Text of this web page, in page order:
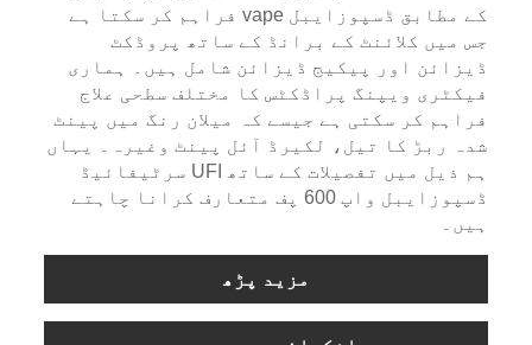
کے مطابق ڈسپوزایبل vape فراہم کر سکتا ہے
جس میں کلائنٹ کے برانڈ کے ساتھ پروڈکٹ
ڈیزائن اور پیکیج ڈیزائن شامل ہیں۔ ہماری
فیکٹری ویپنگ پراڈکٹس کا مختلف سطحی علاج
فراہم کر سکتی ہے جیسے کہ میلان رنگ میں پینٹ
شدہ ربڑ کا تیل، لکیرڈ آئل پینٹ وغیرہ۔ یہاں
ہم ذیل میں تفصیلات کے ساتھ UFI سرٹیفائیڈ
ڈسپوزایبل واپ 600 پف متعارف کرانا چاہتے
ہیں۔
مزید پڑھ